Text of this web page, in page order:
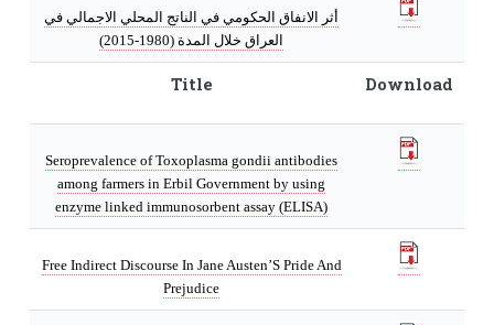
أثر الانفاق الحكومي في الناتج المحلي الاجمالي في
العراق خلال المدة (1980-2015)
Title Download
Seroprevalence of Toxoplasma gondii antibodies
among farmers in Erbil Government by using
enzyme linked immunosorbent assay (ELISA)
Free Indirect Discourse In Jane Austen’S Pride And
Prejudice